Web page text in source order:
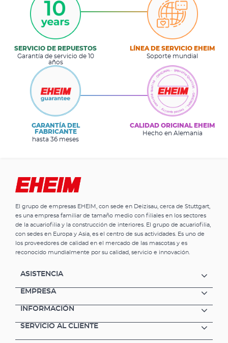
SERVICIO DE REPUESTOS
Garantía de servicio de 10
años
LÍNEA DE SERVICIO EHEIM
Soporte mundial
GARANTÍA DEL
FABRICANTE
hasta 36 meses
CALIDAD ORIGINAL EHEIM
Hecho en Alemania
El grupo de empresas EHEIM, con sede en Deizisau, cerca de Stuttgart,
es una empresa familiar de tamaño medio con filiales en los sectores
de la acuariofilia y la construcción de interiores. El grupo de acuariofilia,
con sedes en Europa y Asia, es el centro de sus actividades. Es uno de
los proveedores de calidad en el mercado de las mascotas y es
reconocido mundialmente por su calidad, servicio e innovación.
ASISTENCIA
EMPRESA
INFORMACIÓN
SERVICIO AL CLIENTE